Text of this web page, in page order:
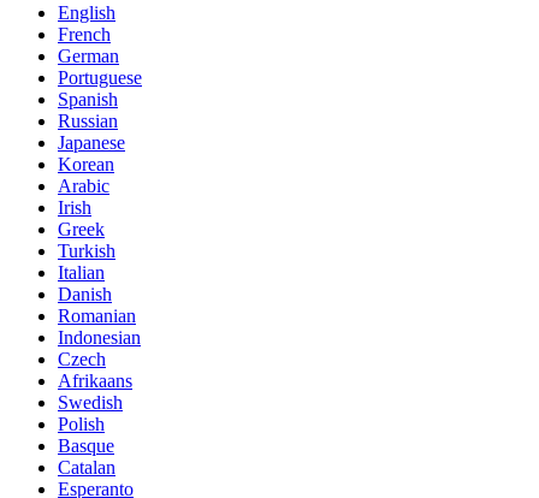
English
French
German
Portuguese
Spanish
Russian
Japanese
Korean
Arabic
Irish
Greek
Turkish
Italian
Danish
Romanian
Indonesian
Czech
Afrikaans
Swedish
Polish
Basque
Catalan
Esperanto